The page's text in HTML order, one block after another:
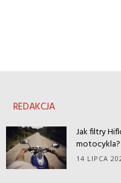
REDAKCJA
Jak filtry
motocykla?
14 LIPCA